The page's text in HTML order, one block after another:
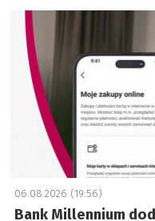
06.08.2026 (19:56)
Bank Millennium